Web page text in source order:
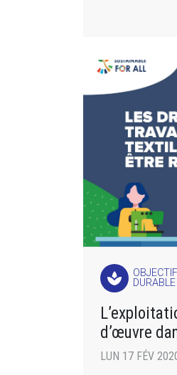
spa
DURABLE
d’œuvre
LUN 17 FÉV